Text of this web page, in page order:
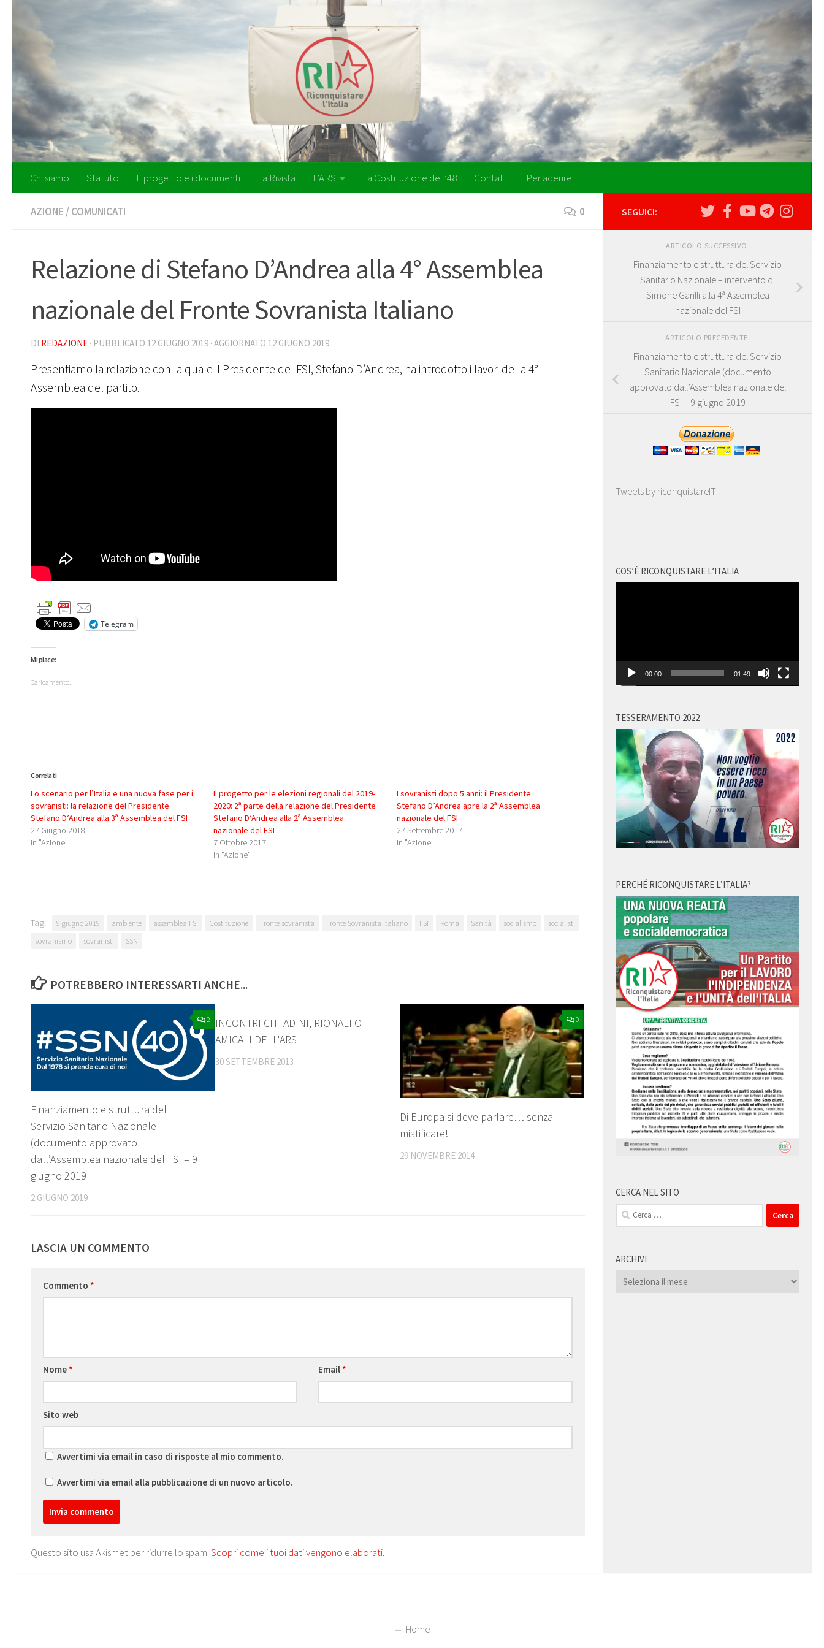
Salta al contenuto
Chi siamo Statuto Il progetto e i documenti La Rivista L’ARS La Costituzione del ’48 Contatti Per aderire
AZIONE /COMUNICATI 0
Relazione di Stefano D’Andrea alla 4° Assemblea
nazionale del Fronte Sovranista Italiano
DI REDAZIONE · PUBBLICATO 12 GIUGNO 2019 · AGGIORNATO 12 GIUGNO 2019
Presentiamo la relazione con la quale il Presidente del FSI, Stefano D’Andrea, ha introdotto i lavori della 4°
Assemblea del partito.
Telegram
Mi piace:
Caricamento...
Correlati
Lo scenario per l’Italia e una nuova fase per i
sovranisti: la relazione del Presidente
Stefano D’Andrea alla 3ª Assemblea del FSI
27 Giugno 2018
In "Azione"
Il progetto per le elezioni regionali del 2019-
2020: 2ª parte della relazione del Presidente
Stefano D’Andrea alla 2ª Assemblea
nazionale del FSI
7 Ottobre 2017
In "Azione"
I sovranisti dopo 5 anni: il Presidente
Stefano D’Andrea apre la 2ª Assemblea
nazionale del FSI
27 Settembre 2017
In "Azione"
Tag: 9 giugno 2019 ambiente assemblea FSI Costituzione Fronte sovranista Fronte Sovranista Italiano FSI Roma Sanità socialismo
socialisti
sovranismo
sovranisti SSN
POTREBBERO INTERESSARTI ANCHE...
2
Finanziamento e struttura del
Servizio Sanitario Nazionale
(documento approvato
dall’Assemblea nazionale del FSI – 9
giugno 2019
2 GIUGNO 2019
INCONTRI CITTADINI, RIONALI O
AMICALI DELL'ARS
30 SETTEMBRE 2013
0
Di Europa si deve parlare… senza
mistificare!
29 NOVEMBRE 2014
LASCIA UN COMMENTO
Commento *
Nome* Email*
Sito web
Avvertimi via email in caso di risposte al mio commento.
Avvertimi via email alla pubblicazione di un nuovo articolo.
Questo sito usa Akismet per ridurre lo spam.Scopri come i tuoi dati vengono elaborati.
SEGUICI:
ARTICOLO SUCCESSIVO
Finanziamento e struttura del Servizio
Sanitario Nazionale – intervento di
Simone Garilli alla 4ª Assemblea
nazionale del FSI
ARTICOLO PRECEDENTE
Finanziamento e struttura del Servizio
Sanitario Nazionale (documento
approvato dall’Assemblea nazionale del
FSI – 9 giugno 2019
Tweets by riconquistareIT
COS’È RICONQUISTARE L’ITALIA
00:00 01:49
TESSERAMENTO 2022
PERCHÉ RICONQUISTARE L’ITALIA?
CERCA NEL SITO
Ricerca
per:
ARCHIVI
Archivi
Home